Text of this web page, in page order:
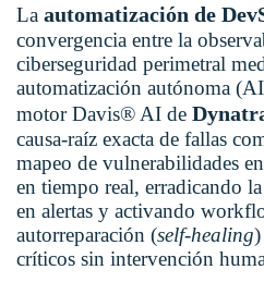
La automatización de
convergencia entre la
ciberseguridad perimetral
automatización autónoma
motor Davis® AI de
causa-raíz exacta de fallas
mapeo de vulnerabilidades
en tiempo real, erradicando
en alertas y activando
autorreparación (self-healing)
críticos sin intervención